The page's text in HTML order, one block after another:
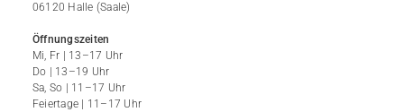
06120 Halle (Saale)
Öffnungszeiten
Mi, Fr | 13–17 Uhr
Do | 13–19 Uhr
Sa, So | 11–17 Uhr
Feiertage | 11–17 Uhr